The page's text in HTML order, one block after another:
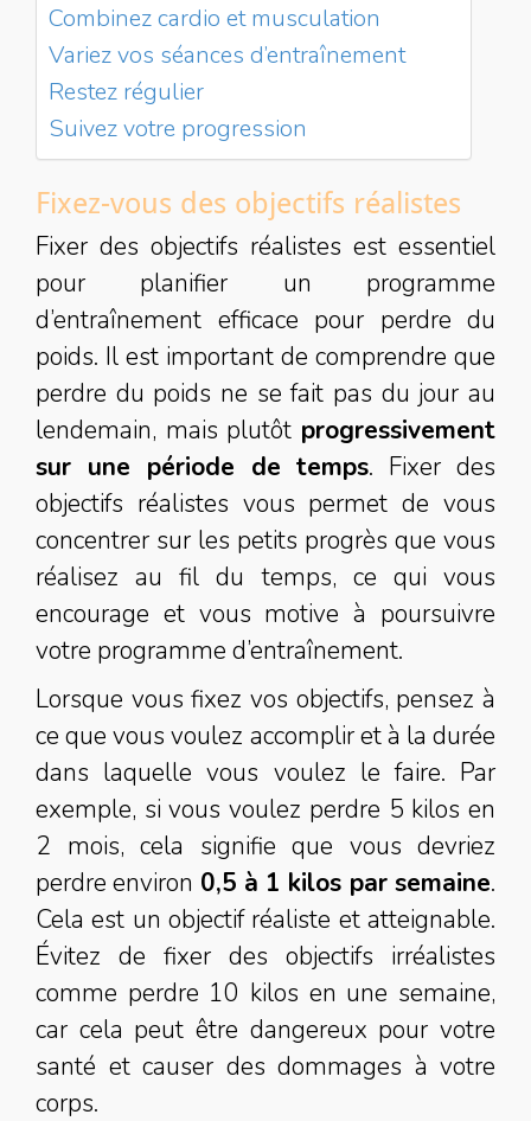
Combinez cardio et musculation
Variez vos séances d’entraînement
Restez régulier
Suivez votre progression
Fixez-vous des objectifs réalistes
Fixer des objectifs réalistes est essentiel
pour planifier un programme
d’entraînement efficace pour perdre du
poids. Il est important de comprendre que
perdre du poids ne se fait pas du jour au
lendemain, mais plutôt progressivement
sur une période de temps. Fixer des
objectifs réalistes vous permet de vous
concentrer sur les petits progrès que vous
réalisez au fil du temps, ce qui vous
encourage et vous motive à poursuivre
votre programme d’entraînement.
Lorsque vous fixez vos objectifs, pensez à
ce que vous voulez accomplir et à la durée
dans laquelle vous voulez le faire. Par
exemple, si vous voulez perdre 5 kilos en
2 mois, cela signifie que vous devriez
perdre environ 0,5 à 1 kilos par semaine.
Cela est un objectif réaliste et atteignable.
Évitez de fixer des objectifs irréalistes
comme perdre 10 kilos en une semaine,
car cela peut être dangereux pour votre
santé et causer des dommages à votre
corps.